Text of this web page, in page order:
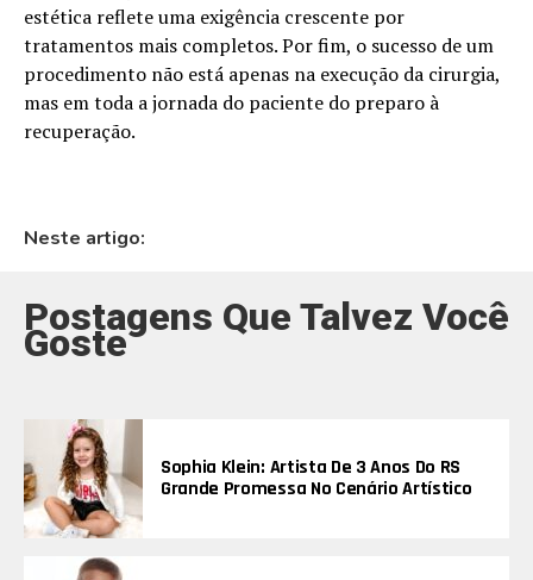
estética reflete uma exigência crescente por
tratamentos mais completos. Por fim, o sucesso de um
procedimento não está apenas na execução da cirurgia,
mas em toda a jornada do paciente do preparo à
recuperação.
Neste artigo:
Postagens Que Talvez Você
Goste
Sophia Klein: Artista De 3 Anos Do RS
Grande Promessa No Cenário Artístico